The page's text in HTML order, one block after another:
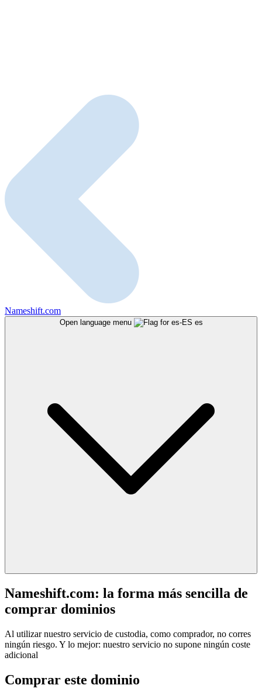
Nameshift.com
Open language menu es
Nameshift.com: la forma más sencilla de
comprar dominios
Al utilizar nuestro servicio de custodia, como comprador, no corres
ningún riesgo. Y lo mejor: nuestro servicio no supone ningún coste
adicional
Comprar este dominio